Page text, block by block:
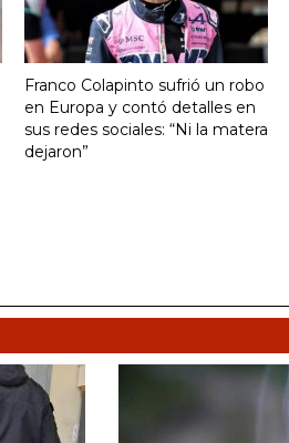
Franco Colapinto sufrió un robo
en Europa y contó detalles en
sus redes sociales: “Ni la matera
dejaron”